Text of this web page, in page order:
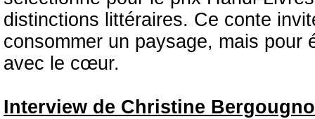
distinctions littéraires. Ce conte
consommer un paysage, mais pour
avec le cœur.
Interview de Christine